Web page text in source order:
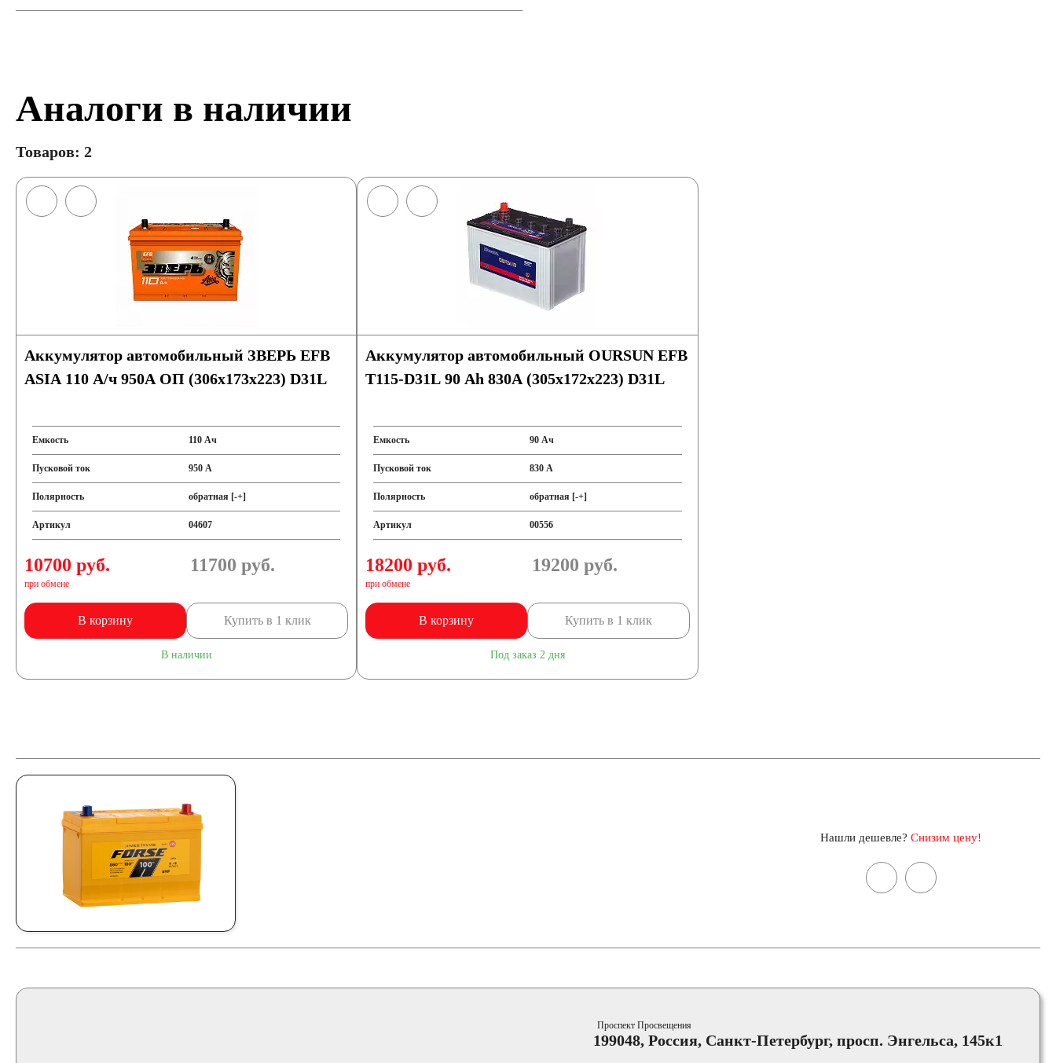
Аналоги в наличии
Товаров: 2
Аккумулятор автомобильный ЗВЕРЬ EFB
ASIA 110 А/ч 950А ОП (306x173x223) D31L
Емкость 110 Ач
Пусковой ток 950 А
Полярность обратная [-+]
Артикул 04607
10700 руб.
при обмене
11700 руб.
В корзину Купить в 1 клик
В наличии
Аккумулятор автомобильный OURSUN EFB
T115-D31L 90 Ah 830А (305х172х223) D31L
Емкость 90 Ач
Пусковой ток 830 А
Полярность обратная [-+]
Артикул 00556
18200 руб.
при обмене
19200 руб.
В корзину Купить в 1 клик
Под заказ 2 дня
Нашли дешевле? Снизим цену!
Проспект Просвещения
199048, Россия, Санкт-Петербург, просп. Энгельса, 145к1